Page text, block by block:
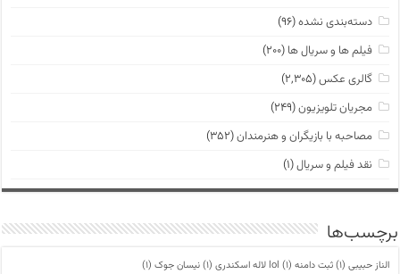
دسته‌بندی نشده(۹۶)
فیلم ها و سریال ها (۲۰۰)
گالری عکس(۲,۳۰۵)
مجریان تلویزیون(۲۴۹)
مصاحبه با بازیگران و هنرمندان(۳۵۲)
نقد فیلم و سریال(۱)
برچسب‌ها
الناز حبیبی (1) ثبت دامنه lol (1) لاله اسکندری (1) نیسان جوک (1)